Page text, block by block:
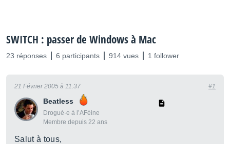
SWITCH : passer de Windows à Mac
23 réponses 6 participants 914 vues 1 follower
Beatless
Drogué·e à l’AFéine
Membre depuis 22 ans
21 Février 2005 à 11:37 #1
Salut à tous,